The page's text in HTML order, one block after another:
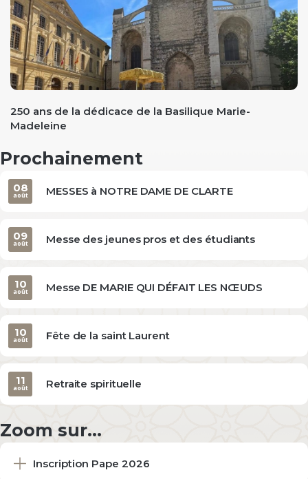
250 ans de la dédicace de la Basilique Marie-
Madeleine
Prochainement
MESSES à NOTRE DAME DE CLARTE
08
août
Messe des jeunes pros et des étudiants
09
août
Messe DE MARIE QUI DÉFAIT LES NŒUDS
10
août
Fête de la saint Laurent
10
août
Retraite spirituelle
11
août
Zoom sur...
Inscription Pape 2026